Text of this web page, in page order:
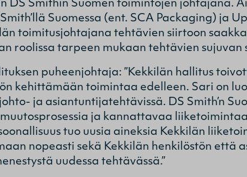
DS Smithin Suomen toimintojen johtajana.
Suomessa (ent. SCA Packaging) ja
toimitusjohtajana tehtävien siirtoon
roolissa tarpeen mukaan tehtävien sujuvan
puheenjohtaja: ”Kekkilän hallitus
kehittämään toimintaa edelleen. Sari on
johto- ja asiantuntijatehtävissä. DS Smith’n
ja kannattavaa
tuo uusia aineksia Kekkilän
nopeasti sekä Kekkilän henkilöstön että
uudessa tehtävässä.”